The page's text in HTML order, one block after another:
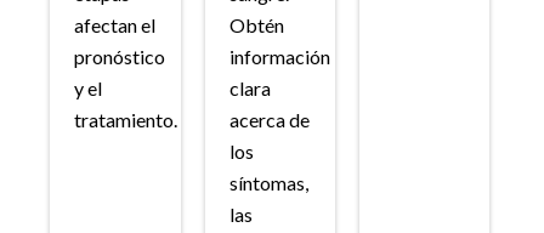
afectan el
pronóstico
y el
tratamiento.
Obtén
información
clara
acerca de
los
síntomas,
las